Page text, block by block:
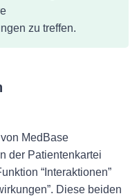
zu treffen.
MedBase
der Patientenkartei
“Interaktionen”
Diese beiden